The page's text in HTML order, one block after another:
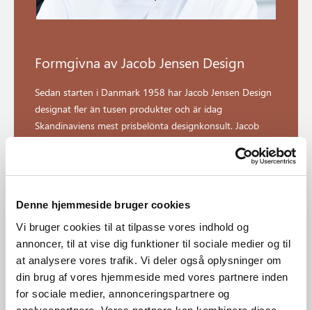
Denne hjemmeside bruger cookies
Vi bruger cookies til at tilpasse vores indhold og
annoncer, til at vise dig funktioner til sociale medier og til
at analysere vores trafik. Vi deler også oplysninger om
din brug af vores hjemmeside med vores partnere inden
for sociale medier, annonceringspartnere og
Formgivna av Jacob Jensen Design
Sedan starten i Danmark 1958 har Jacob Jensen Design
designat fler än tusen produkter och är idag
Skandinaviens mest prisbelönta designkonsult. Jacob
designspråk som än idag påverkar och berikar världen.
Utforska formgivaren